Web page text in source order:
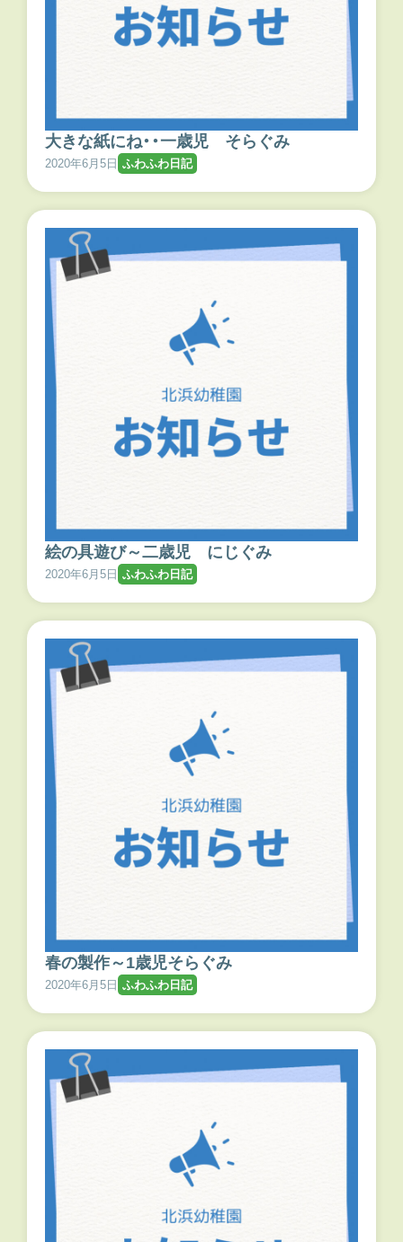
大きな紙にね・・一歳児 そらぐみ
2020年6月5日 ふわふわ日記
絵の具遊び～二歳児 にじぐみ
2020年6月5日 ふわふわ日記
春の製作～1歳児そらぐみ
2020年6月5日 ふわふわ日記